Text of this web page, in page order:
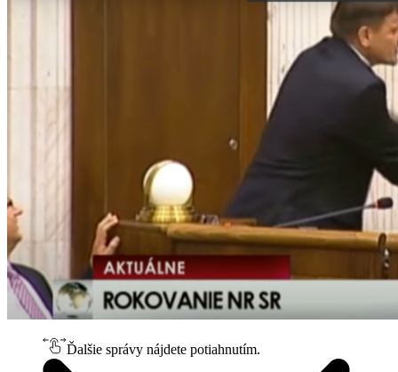
Ďalšie správy nájdete potiahnutím.